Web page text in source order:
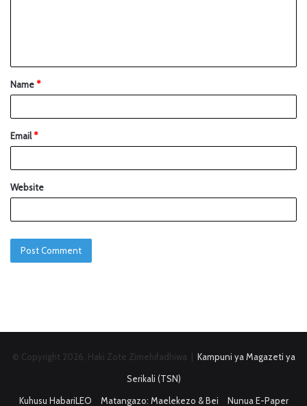
Name*
Email*
Website
© Copyright 2026, Haki Zote Zimehifadhiwa | Kampuni ya Magazeti ya
Serikali (TSN)
Kuhusu HabariLEO
Matangazo: Maelekezo & Bei Nunua E-Paper